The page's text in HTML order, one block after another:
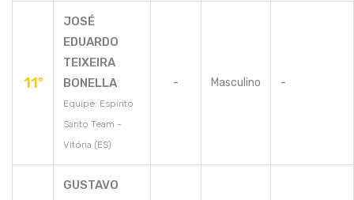
11º
JOSÉ
EDUARDO
TEIXEIRA
BONELLA
Equipe: Espírito
Santo Team -
Vitória (ES)
- Masculino -
GUSTAVO